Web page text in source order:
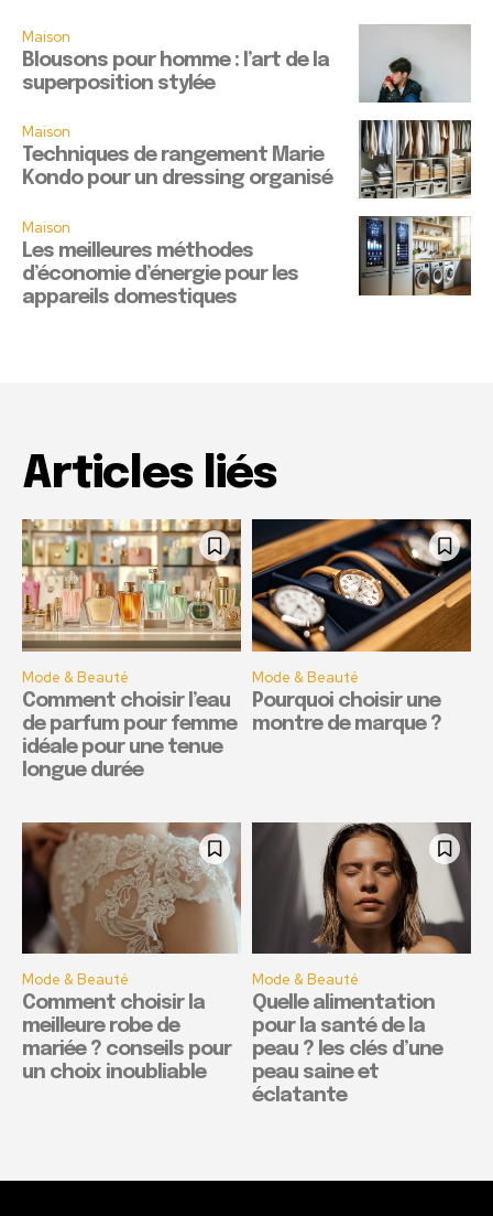
Maison
Blousons pour homme : l’art de la
superposition stylée
Maison
Techniques de rangement Marie
Kondo pour un dressing organisé
Maison
Les meilleures méthodes
d’économie d’énergie pour les
appareils domestiques
Articles liés
Mode & Beauté
Comment choisir l’eau
de parfum pour femme
idéale pour une tenue
longue durée
Mode & Beauté
Pourquoi choisir une
montre de marque ?
Mode & Beauté
Comment choisir la
meilleure robe de
mariée ? conseils pour
un choix inoubliable
Mode & Beauté
Quelle alimentation
pour la santé de la
peau ? les clés d’une
peau saine et
éclatante